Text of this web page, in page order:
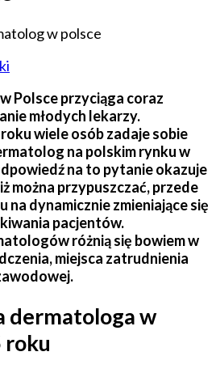
Polsce przyciąga coraz
młodych lekarzy.
wiele osób zadaje sobie
na polskim rynku w
na to pytanie okazuje
można przypuszczać, przede
dynamicznie zmieniające się
pacjentów.
różnią się bowiem w
miejsca zatrudnienia
dermatologa w
roku